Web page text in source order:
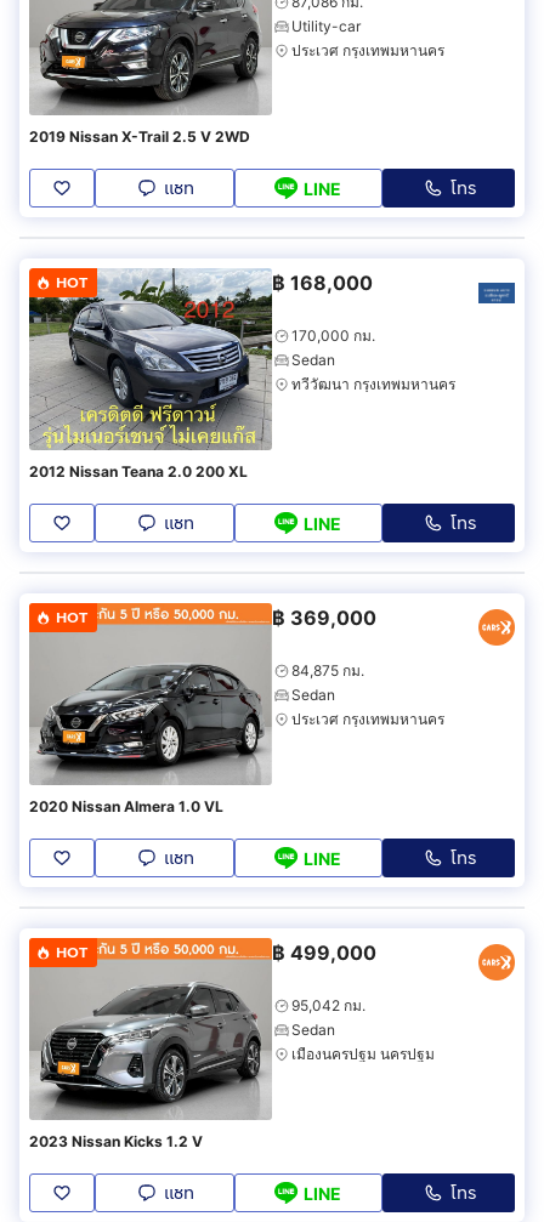
Utility-car
ประเวศ กรุงเทพมหานคร
2019 Nissan X-Trail 2.5 V 2WD
แชท LINE โทร
HOT ฿ 168,000
170,000 กม.
Sedan
ทวีวัฒนา กรุงเทพมหานคร
2012 Nissan Teana 2.0 200 XL
แชท LINE โทร
HOT ฿ 369,000
84,875 กม.
Sedan
ประเวศ กรุงเทพมหานคร
2020 Nissan Almera 1.0 VL
แชท LINE โทร
HOT ฿ 499,000
95,042 กม.
Sedan
เมืองนครปฐม นครปฐม
2023 Nissan Kicks 1.2 V
แชท LINE โทร